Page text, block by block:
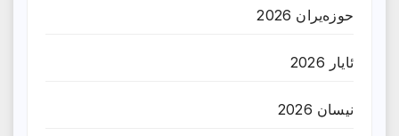
حوزه‌یران 2026
ئایار 2026
نیسان 2026